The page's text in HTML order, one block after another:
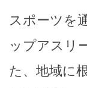
スポーツを
ップアスリ
た、地域に